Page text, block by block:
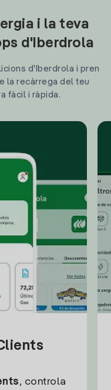
i la teva
d'Iberdrola
d'Iberdrola i pren
la recàrrega del teu
fàcil i ràpida.
, controla